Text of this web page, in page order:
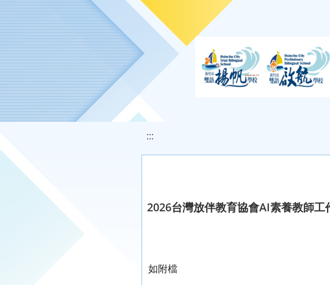
移至網頁之主要內容區位置
:::
2026台灣放伴教育協會AI素養教師工
如附檔